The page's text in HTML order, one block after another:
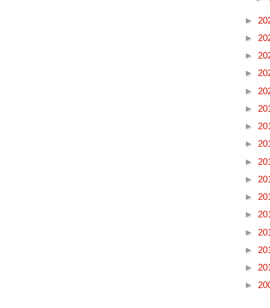
►
►
►
►
►
►
►
►
►
►
►
►
►
►
►
►